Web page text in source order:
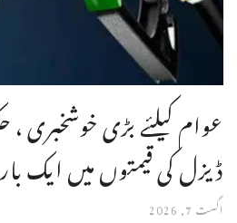
عوام کیلئے بڑی خوشخبری
ڈیزل کی قیمتوں میں ایک
اگست 7, 2026